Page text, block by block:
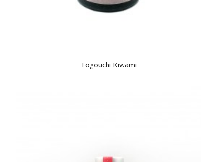
Togouchi Kiwami